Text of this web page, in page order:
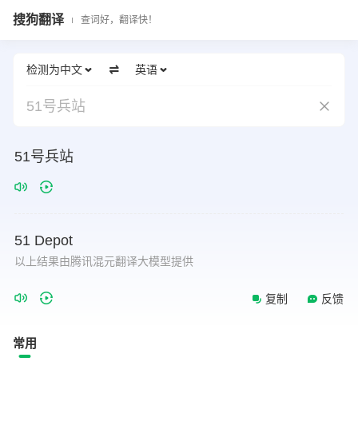
搜狗翻译 查词好，翻译快！
检测为中文 英语
51号兵站
51号兵站
51 Depot
以上结果由腾讯混元翻译大模型提供
复制 反馈
常用